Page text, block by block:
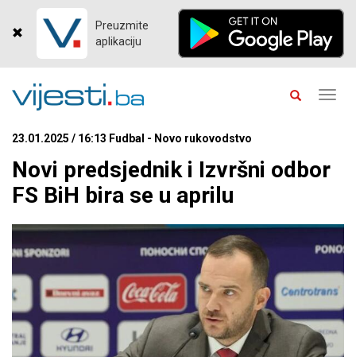
Preuzmite
aplikaciju
23.01.2025 / 16:13 Fudbal - Novo rukovodstvo
Novi predsjednik i Izvršni odbor
FS BiH bira se u aprilu